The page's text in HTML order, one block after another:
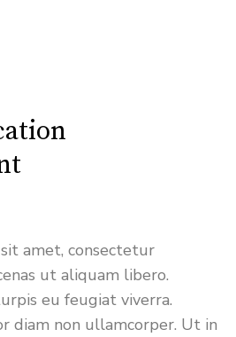
amet, consectetur
ut aliquam libero.
eu feugiat viverra.
diam non ullamcorper. Ut in